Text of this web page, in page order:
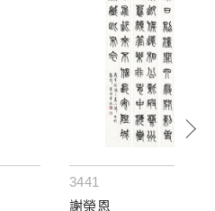
3441
謝榮恩